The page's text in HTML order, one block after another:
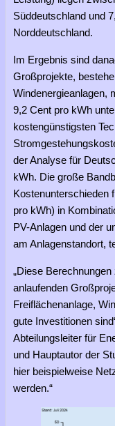
Süddeutschland und
Norddeutschland.
Im Ergebnis sind
Großprojekte,
Windenergieanlagen,
9,2 Cent pro kWh
kostengünstigsten
der Analyse für
kWh. Die große
Kostenunterschieden
pro kWh) in
PV-Anlagen und der
am Anlagenstandort,
„Diese
anlaufenden
Freiflächenanlage,
gute Investitionen
Abteilungsleiter für
und Hauptautor der
hier beispielweise
werden.“